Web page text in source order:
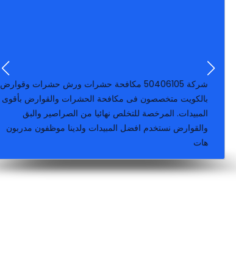
شركة ‪50406105‬ مكافحة حشرات ورش حشرات وقوارض
بالكويت متخصصون فى مكافحة الحشرات والقوارض بأقوى
المبيدات. المرخصة للتخلص نهائيا من الصراصير والبق
والقوارض نستخدم افضل المبيدات ولدينا موظفون مدربون
هات